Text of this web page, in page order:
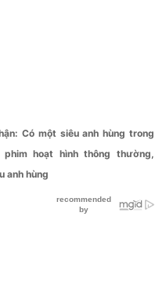
Có một siêu anh hùng trong
phim hoạt hình thông thường,
anh hùng